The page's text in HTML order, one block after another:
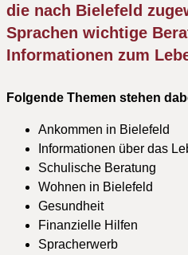
die nach Bielefeld
Sprachen wichtige
Informationen zum
Folgende Themen stehen
Ankommen in Bielefeld
Informationen über das
Schulische Beratung
Wohnen in Bielefeld
Gesundheit
Finanzielle Hilfen
Spracherwerb